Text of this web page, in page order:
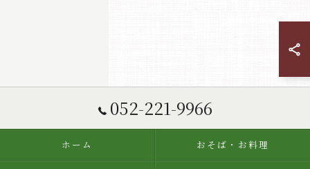
052-221-9966
ホーム おそば・お料理